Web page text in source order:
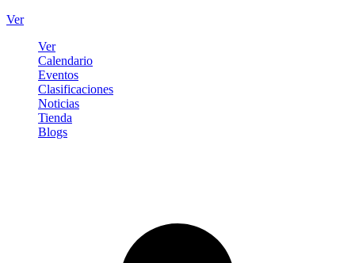
Ver
Ver
Calendario
Eventos
Clasificaciones
Noticias
Tienda
Blogs